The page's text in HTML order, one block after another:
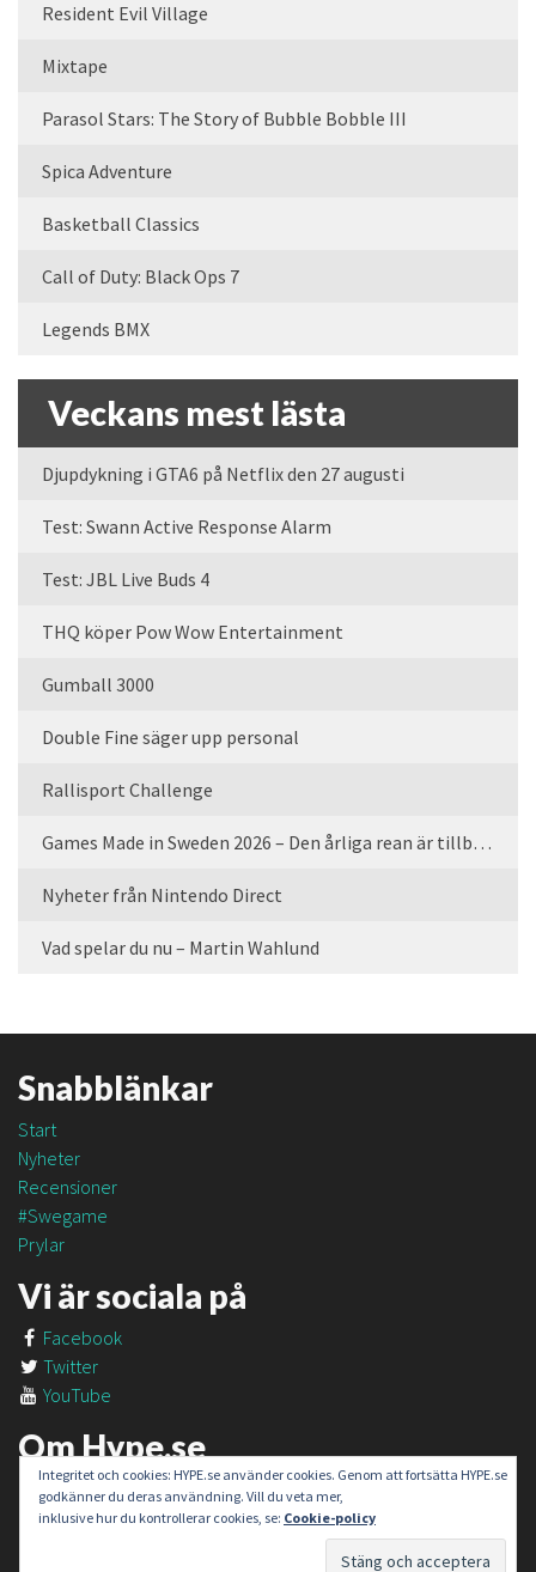
Resident Evil Village
Mixtape
Parasol Stars: The Story of Bubble Bobble III
Spica Adventure
Basketball Classics
Call of Duty: Black Ops 7
Legends BMX
Veckans mest lästa
Djupdykning i GTA6 på Netflix den 27 augusti
Test: Swann Active Response Alarm
Test: JBL Live Buds 4
THQ köper Pow Wow Entertainment
Gumball 3000
Double Fine säger upp personal
Rallisport Challenge
Games Made in Sweden 2026 – Den årliga rean är tillbaka
Nyheter från Nintendo Direct
Vad spelar du nu – Martin Wahlund
Snabblänkar
Start
Nyheter
Recensioner
#Swegame
Prylar
Vi är sociala på
Facebook
Twitter
YouTube
Om Hype.se
Om oss
Om #SweGame
Integritet och cookies: HYPE.se använder cookies. Genom att fortsätta HYPE.se
godkänner du deras användning. Vill du veta mer,
inklusive hur du kontrollerar cookies, se: Cookie-policy